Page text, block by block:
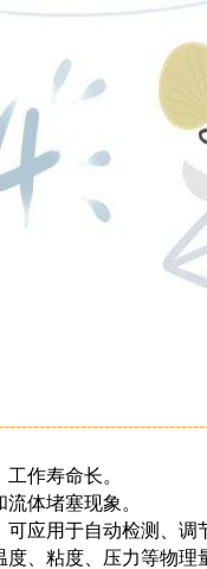
作寿命长。
体堵塞现象。
应用于自动检测、调
、粘度、压力等物理